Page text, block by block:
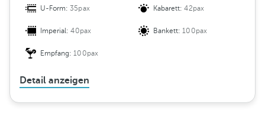
U-Form:35pax Kabarett:42pax
Imperial:40pax Bankett:100pax
Empfang:100pax
Detail anzeigen